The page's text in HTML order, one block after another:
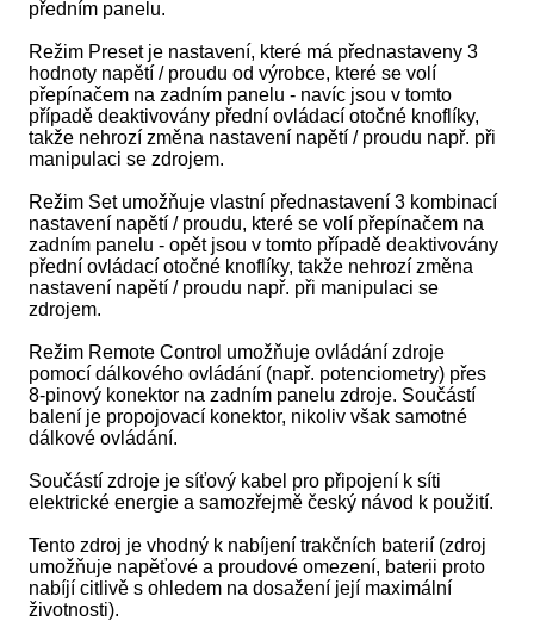
předním panelu.
Režim Preset je nastavení, které má přednastaveny 3
hodnoty napětí / proudu od výrobce, které se volí
přepínačem na zadním panelu - navíc jsou v tomto
případě deaktivovány přední ovládací otočné knoflíky,
takže nehrozí změna nastavení napětí / proudu např. při
manipulaci se zdrojem.
Režim Set umožňuje vlastní přednastavení 3 kombinací
nastavení napětí / proudu, které se volí přepínačem na
zadním panelu - opět jsou v tomto případě deaktivovány
přední ovládací otočné knoflíky, takže nehrozí změna
nastavení napětí / proudu např. při manipulaci se
zdrojem.
Režim Remote Control umožňuje ovládání zdroje
pomocí dálkového ovládání (např. potenciometry) přes
8-pinový konektor na zadním panelu zdroje. Součástí
balení je propojovací konektor, nikoliv však samotné
dálkové ovládání.
Součástí zdroje je síťový kabel pro připojení k síti
elektrické energie a samozřejmě český návod k použití.
Tento zdroj je vhodný k nabíjení trakčních baterií (zdroj
umožňuje napěťové a proudové omezení, baterii proto
nabíjí citlivě s ohledem na dosažení její maximální
životnosti).